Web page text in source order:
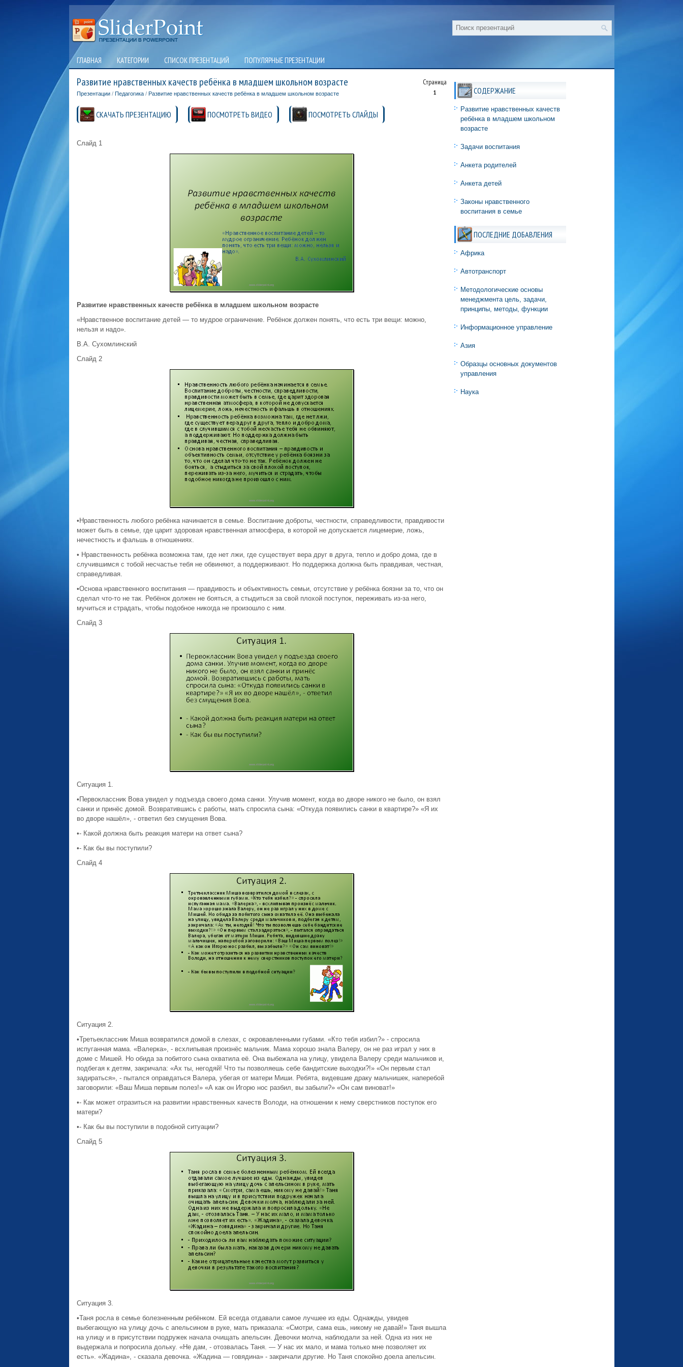
ГЛАВНАЯ КАТЕГОРИИ СПИСОК ПРЕЗЕНТАЦИЙ ПОПУЛЯРНЫЕ ПРЕЗЕНТАЦИИ
Развитие нравственных качеств ребёнка в младшем школьном возрасте Страница
1
Презентации/ Педагогика/ Развитие нравственных качеств ребёнка в младшем школьном возрасте
СКАЧАТЬ ПРЕЗЕНТАЦИЮ ПОСМОТРЕТЬ ВИДЕО ПОСМОТРЕТЬ СЛАЙДЫ
Слайд 1
Развитие нравственных качеств ребёнка в младшем школьном возрасте
«Нравственное воспитание детей — то мудрое ограничение. Ребёнок должен понять, что есть три вещи: можно,
нельзя и надо».
В.А. Сухомлинский
Слайд 2
•Нравственность любого ребёнка начинается в семье. Воспитание доброты, честности, справедливости, правдивости
может быть в семье, где царит здоровая нравственная атмосфера, в которой не допускается лицемерие, ложь,
нечестность и фальшь в отношениях.
• Нравственность ребёнка возможна там, где нет лжи, где существует вера друг в друга, тепло и добро дома, где в
случившимся с тобой несчастье тебя не обвиняют, а поддерживают. Но поддержка должна быть правдивая, честная,
справедливая.
•Основа нравственного воспитания — правдивость и объективность семьи, отсутствие у ребёнка боязни за то, что он
сделал что-то не так. Ребёнок должен не бояться, а стыдиться за свой плохой поступок, переживать из-за него,
мучиться и страдать, чтобы подобное никогда не произошло с ним.
Слайд 3
Ситуация 1.
•Первоклассник Вова увидел у подъезда своего дома санки. Улучив момент, когда во дворе никого не было, он взял
санки и принёс домой. Возвратившись с работы, мать спросила сына: «Откуда появились санки в квартире?» «Я их
во дворе нашёл», - ответил без смущения Вова.
•- Какой должна быть реакция матери на ответ сына?
•- Как бы вы поступили?
Слайд 4
Ситуация 2.
•Третьеклассник Миша возвратился домой в слезах, с окровавленными губами. «Кто тебя избил?» - спросила
испуганная мама. «Валерка», - всхлипывая произнёс мальчик. Мама хорошо знала Валеру, он не раз играл у них в
доме с Мишей. Но обида за побитого сына охватила её. Она выбежала на улицу, увидела Валеру среди мальчиков и,
подбегая к детям, закричала: «Ах ты, негодяй! Что ты позволяешь себе бандитские выходки?!» «Он первым стал
задираться», - пытался оправдаться Валера, убегая от матери Миши. Ребята, видевшие драку мальчишек, наперебой
заговорили: «Ваш Миша первым полез!» «А как он Игорю нос разбил, вы забыли?» «Он сам виноват!»
•- Как может отразиться на развитии нравственных качеств Володи, на отношении к нему сверстников поступок его
матери?
•- Как бы вы поступили в подобной ситуации?
Слайд 5
Ситуация 3.
•Таня росла в семье болезненным ребёнком. Ей всегда отдавали самое лучшее из еды. Однажды, увидев
выбегающую на улицу дочь с апельсином в руке, мать приказала: «Смотри, сама ешь, никому не давай!» Таня вышла
на улицу и в присутствии подружек начала очищать апельсин. Девочки молча, наблюдали за ней. Одна из них не
выдержала и попросила дольку. «Не дам, - отозвалась Таня. — У нас их мало, и мама только мне позволяет их
есть». «Жадина», - сказала девочка. «Жадина — говядина» - закричали другие. Но Таня спокойно доела апельсин.
СОДЕРЖАНИЕ
Развитие нравственных качеств
ребёнка в младшем школьном
возрасте
Задачи воспитания
Анкета родителей
Анкета детей
Законы нравственного
воспитания в семье
ПОСЛЕДНИЕ ДОБАВЛЕНИЯ
Африка
Автотранспорт
Методологические основы
менеджмента цель, задачи,
принципы, методы, функции
Информационное управление
Азия
Образцы основных документов
управления
Наука